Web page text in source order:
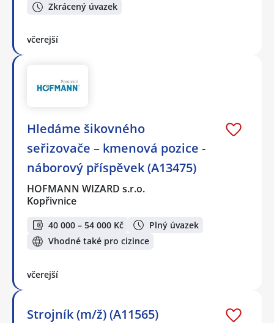
Zkrácený úvazek
včerejší
Hledáme šikovného
seřizovače – kmenová pozice -
náborový příspěvek (A13475)
HOFMANN WIZARD s.r.o.
Kopřivnice
40 000 – 54 000 Kč
Plný úvazek
Vhodné také pro cizince
včerejší
Strojník (m/ž) (A11565)